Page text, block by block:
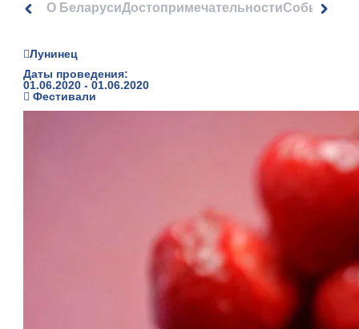
О БеларусиДостопримечательностиСобытия
Лунинец
Даты проведения:
01.06.2020 - 01.06.2020
Фестивали